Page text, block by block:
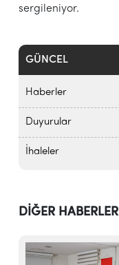
GÜNCEL
Haberler
Duyurular
İhaleler
sergileniyor.
DİĞER HABERLER